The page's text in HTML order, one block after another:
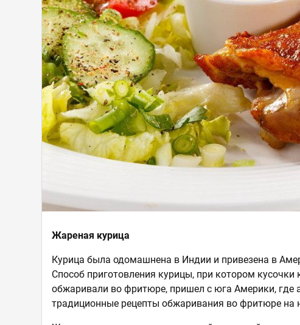
Жареная курица
Курица была одомашнена в Индии и привезена в
Способ приготовления курицы, при котором кусочки
обжаривали во фритюре, пришел с юга Америки, где
традиционные рецепты обжаривания во фритюре на